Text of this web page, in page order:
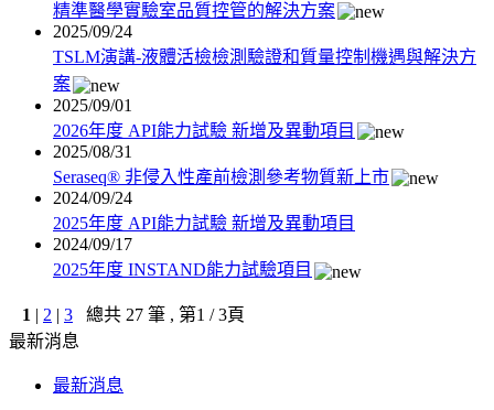
精準醫學實驗室品質控管的解決方案
2025/09/24
TSLM演講-液體活檢檢測驗證和質量控制機遇與解決方
案
2025/09/01
2026年度 API能力試驗 新增及異動項目
2025/08/31
Seraseq® 非侵入性產前檢測參考物質新上市
2024/09/24
2025年度 API能力試驗 新增及異動項目
2024/09/17
2025年度 INSTAND能力試驗項目
1 | 2 | 3 總共 27 筆 , 第1 / 3頁
最新消息
最新消息